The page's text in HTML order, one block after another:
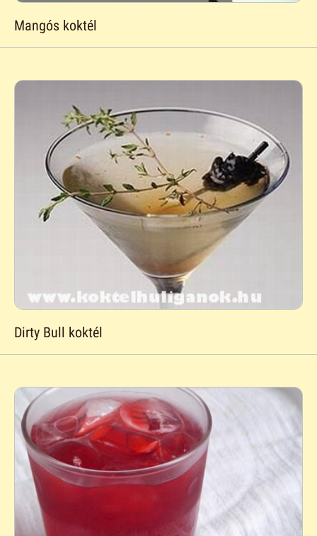
Mangós koktél
Dirty Bull koktél